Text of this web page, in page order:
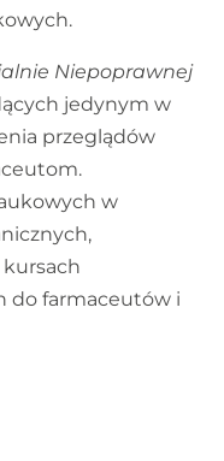
Niepoprawnej
jedynym w
przeglądów
w
do farmaceutów i